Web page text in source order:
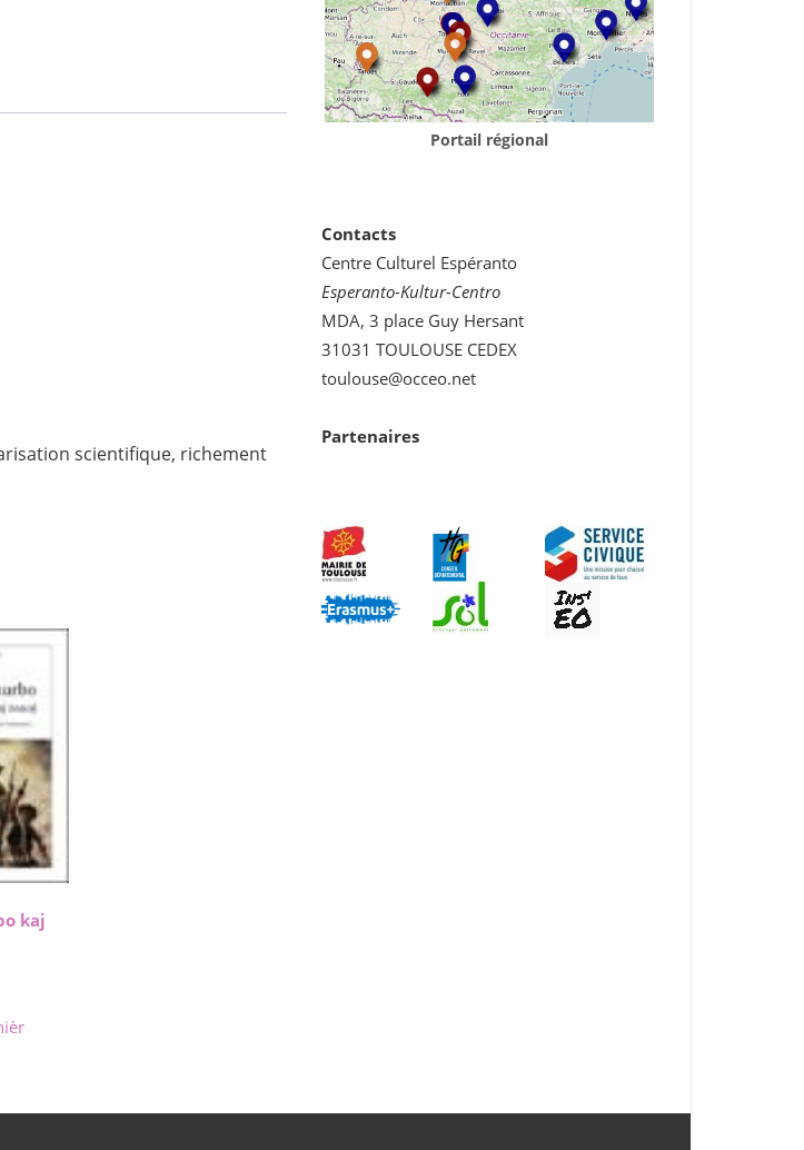
scientifique, richement
kaj
Portail régional
Contacts
Centre Culturel Espéranto
Esperanto-Kultur-Centro
MDA, 3 place Guy Hersant
31031 TOULOUSE CEDEX
toulouse@occeo.net
Partenaires